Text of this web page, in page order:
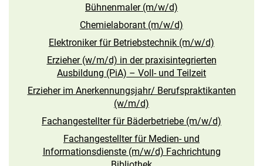
Bühnenmaler (m/w/d)
Chemielaborant (m/w/d)
Elektroniker für Betriebstechnik (m/w/d)
Erzieher (w/m/d) in der praxisintegrierten
Ausbildung (PiA) – Voll- und Teilzeit
Erzieher im Anerkennungsjahr/ Berufspraktikanten
(w/m/d)
Fachangestellter für Bäderbetriebe (m/w/d)
Fachangestellter für Medien- und
Informationsdienste (m/w/d) Fachrichtung